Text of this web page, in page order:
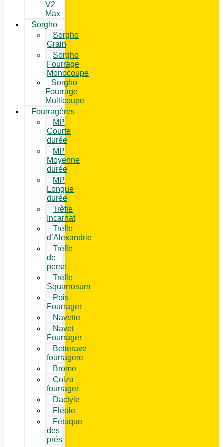
V2
Max
Sorgho
Sorgho
Grain
Sorgho
Fourrage
Monocoupe
Sorgho
Fourrage
Multicoupe
Fourragères
MP
Courte
durée
MP
Moyenne
durée
MP
Longue
durée
Trèfle
Incarnat
Trèfle
d’Alexandrie
Trèfle
de
perse
Trèfle
Squarrosum
Pois
Fourrager
Navette
Navet
Fourrager
Betterave
fourragère
Brome
Colza
fourrager
Dactyle
Fléole
Fétuque
des
prés